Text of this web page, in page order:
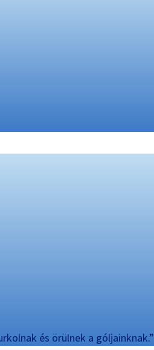
és örülnek a góljainknak.”